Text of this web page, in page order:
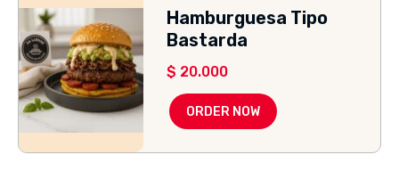
Hamburguesa Tipo
Bastarda
$ 20.000
ORDER NOW